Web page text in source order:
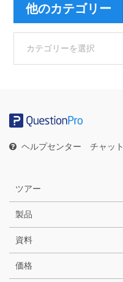
他のカテゴリー
カ
ー
ヘルプセンター チャット
ツアー
製品
資料
価格